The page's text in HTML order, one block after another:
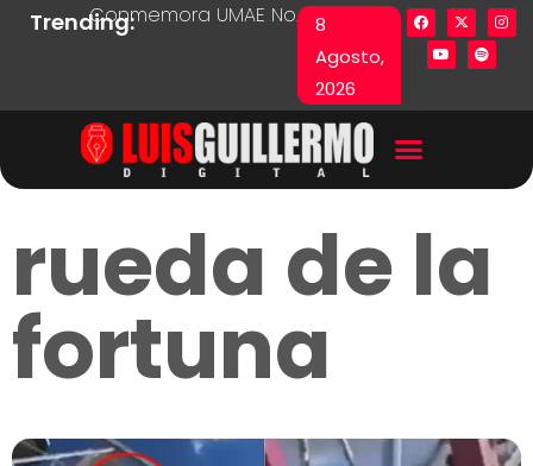
8
Agosto,
2026
Trending:Conmemora UMAE No. 71 Día de las y los
Lista en excel expone
rueda de la
fortuna